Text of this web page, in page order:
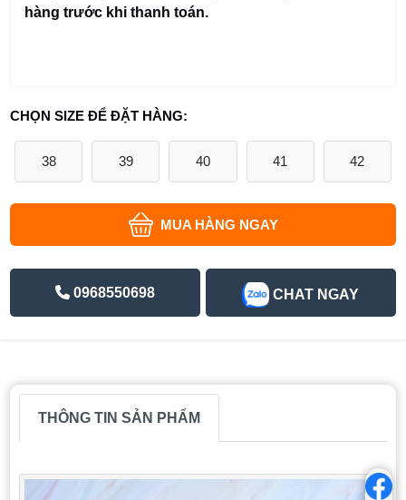
hàng trước khi thanh toán.
CHỌN SIZE ĐỂ ĐẶT HÀNG:
38 39 40 41 42
MUA HÀNG NGAY
0968550698 CHAT NGAY
THÔNG TIN SẢN PHẨM